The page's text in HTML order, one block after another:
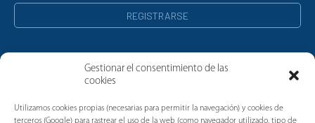
Gestionar el consentimiento de las
cookies
Utilizamos cookies propias (necesarias para permitir la navegación) y cookies de
terceros (Google) para rastrear el uso de la web (como navegador utilizado, tipo de
Noticias